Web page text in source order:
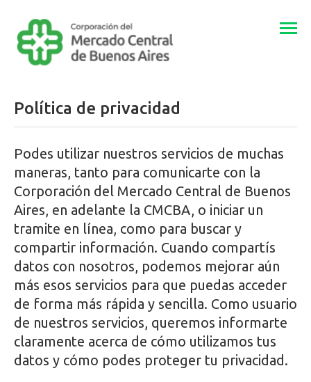
Política de privacidad
Podes utilizar nuestros servicios de muchas
maneras, tanto para comunicarte con la
Corporación del Mercado Central de Buenos
Aires, en adelante la CMCBA, o iniciar un
tramite en línea, como para buscar y
compartir información. Cuando compartís
datos con nosotros, podemos mejorar aún
más esos servicios para que puedas acceder
de forma más rápida y sencilla. Como usuario
de nuestros servicios, queremos informarte
claramente acerca de cómo utilizamos tus
datos y cómo podes proteger tu privacidad.